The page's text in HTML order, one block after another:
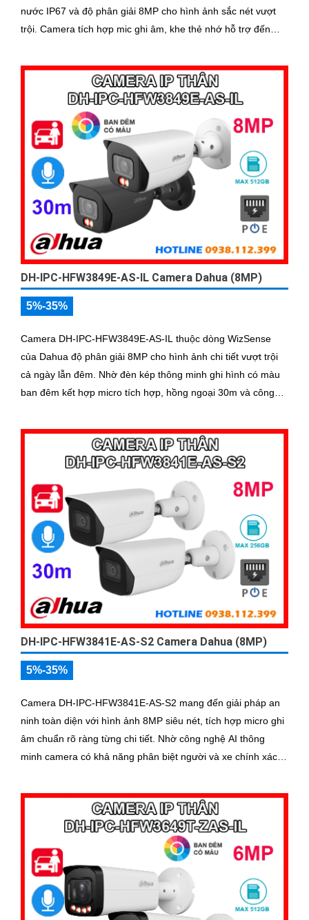
nước IP67 và độ phân giải 8MP cho hình ảnh sắc nét vượt
trội. Camera tích hợp mic ghi âm, khe thẻ nhớ hỗ trợ đến
dàng, tiết kiệm chi phí
DH-IPC-HFW3849E-AS-IL Camera Dahua (8MP)
5%-35%
Camera DH-IPC-HFW3849E-AS-IL thuộc dòng WizSense
của Dahua độ phân giải 8MP cho hình ảnh chi tiết vượt trội
cả ngày lẫn đêm. Nhờ đèn kép thông minh ghi hình có màu
ban đêm kết hợp micro tích hợp, hồng ngoại 30m và công
bảo mật hiệu quả
DH-IPC-HFW3841E-AS-S2 Camera Dahua (8MP)
5%-35%
Camera DH-IPC-HFW3841E-AS-S2 mang đến giải pháp an
ninh toàn diện với hình ảnh 8MP siêu nét, tích hợp micro ghi
âm chuẩn rõ ràng từng chi tiết. Nhờ công nghệ AI thông
minh camera có khả năng phân biệt người và xe chính xác,